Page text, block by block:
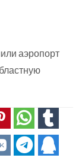
аэропорт